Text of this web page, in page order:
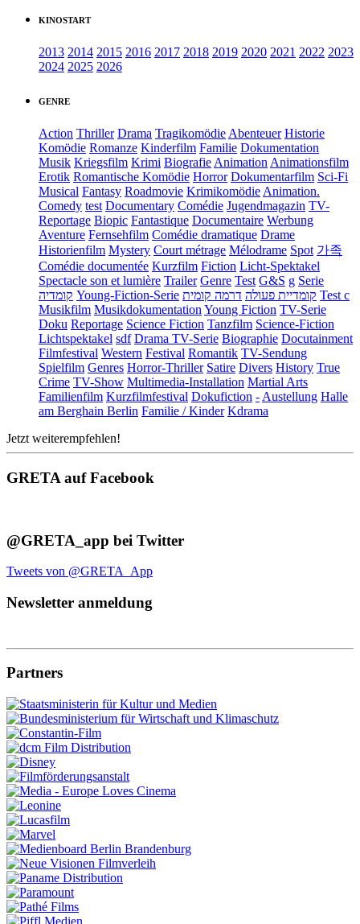
KINOSTART
2013 2014 2015 2016 2017 2018 2019 2020 2021 2022 2023
2024 2025 2026
GENRE
Action Thriller Drama TragikomödieAbenteuer Historie
Komödie Romanze Kinderfilm Familie Dokumentation
Musik Kriegsfilm Krimi BiografieAnimationAnimationsfilm
Erotik Romantische Komödie Horror Dokumentarfilm Sci-Fi
Musical Fantasy Roadmovie KrimikomödieAnimation.
Comedy test Documentary Comédie Jugendmagazin TV-
Reportage Biopic Fantastique Documentaire Werbung
Aventure Fernsehfilm Comédie dramatique Drame
Historienfilm Mystery Court métrage Mélodrame Spot 가족
Comédie documentée Kurzfilm Fiction Licht-Spektakel
Spectacle son et lumière Trailer Genre Test G&S g Serie
קומדיה Young-Fiction-Serie קומדיית פעולה דרמה קומית
Test c
Musikfilm MusikdokumentationYoung Fiction TV-Serie
Doku Reportage Science Fiction Tanzfilm Science-Fiction
Lichtspektakel sdf Drama TV-Serie Biographie Docutainment
Filmfestival Western Festival Romantik TV-Sendung
Spielfilm Genres Horror-Thriller Satire Divers History True
Crime TV-Show Multimedia-Installation Martial Arts
Familienfilm Kurzfilmfestival Dokufiction -Austellung Halle
am Berghain Berlin Familie / Kinder Kdrama
Jetzt weiterempfehlen!
GRETA auf Facebook
@GRETA_app bei Twitter
Tweets von @GRETA_App
Newsletter anmeldung
Partners